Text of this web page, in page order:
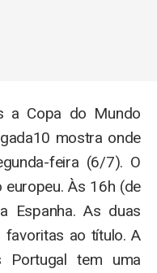
a Copa do Mundo
mostra onde
feira (6/7). O
Às 16h (de
Espanha. As duas
favoritas ao título. A
Portugal tem uma